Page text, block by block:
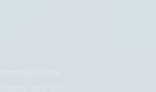
Hivatal